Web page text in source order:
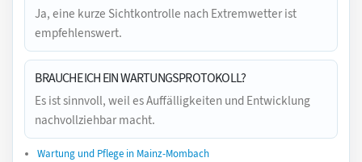
Ja, eine kurze Sichtkontrolle nach Extremwetter ist
empfehlenswert.
BRAUCHE ICH EIN WARTUNGSPROTOKOLL?
Es ist sinnvoll, weil es Auffälligkeiten und Entwicklung
nachvollziehbar macht.
Wartung und Pflege in Mainz-Mombach